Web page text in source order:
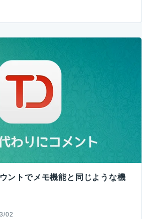
ントでメモ機能と同じような機
02